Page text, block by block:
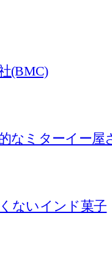
(BMC)
なミターイー屋
ないインド菓子